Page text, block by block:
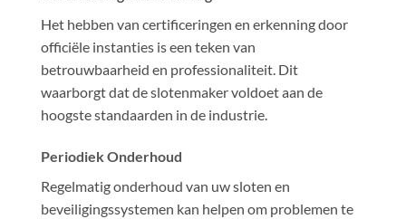
Het hebben van certificeringen en erkenning door
officiële instanties is een teken van
betrouwbaarheid en professionaliteit. Dit
waarborgt dat de slotenmaker voldoet aan de
hoogste standaarden in de industrie.
Periodiek Onderhoud
Regelmatig onderhoud van uw sloten en
beveiligingssystemen kan helpen om problemen te